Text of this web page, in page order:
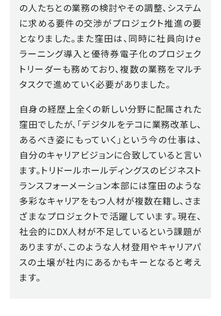
の人たちとの業務の検討やその調整、システム
に求める要件の交渉がプロジェクト推進の要
となりました。また窪田は、同時に社員向けｅ
ラーニング導入と優待券電子化のプロジェク
トリーダーも務めており、複数の業務をマルチ
タスクで進めていく必要がありました。
自身の経歴上全くの新しい分野に配属された
窪田でしたが、「デジタルをテコに業務改革し、
あるべき姿にもっていく」という今の仕事は、
自分のキャリアビジョンに合致していると言い
ます。トリドールホールディングスのビジネスト
ランスフォーメーション本部には窪田のような
多彩なキャリアをもつ人材が複数在籍し、さま
ざまなプロジェクトで活躍しています。現在、
社会的にDX人材が不足しているという課題が
ありますが、このような人材登用やキャリアパ
スの土壌が社内にあるかもキーとなると考え
ます。